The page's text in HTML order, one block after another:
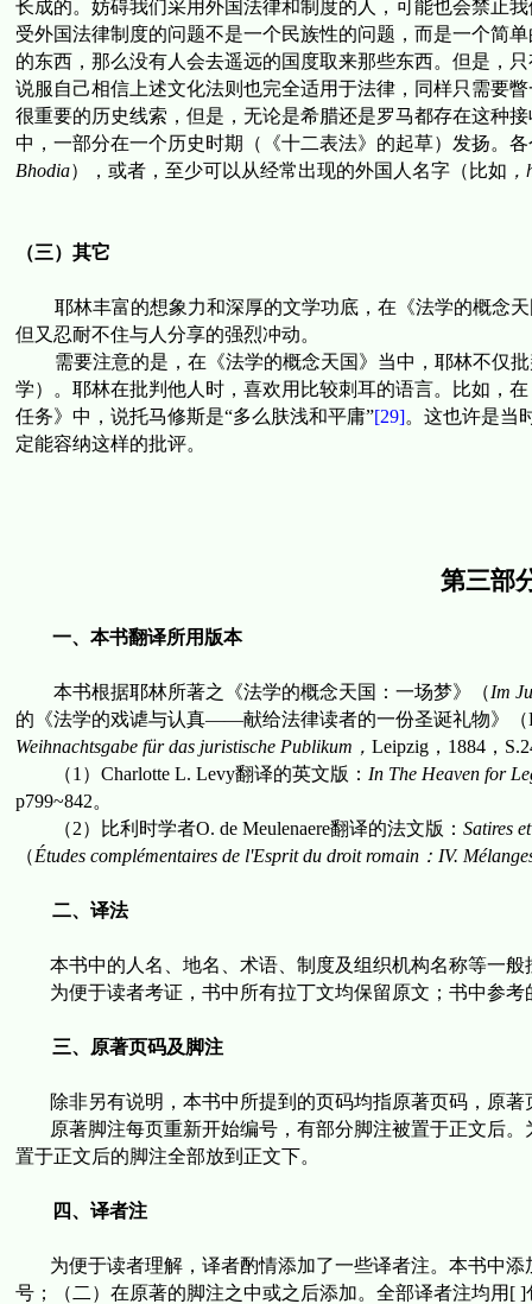
长成的。妨碍我们采用外国法律和制度的人，可能也会禁止
受外国法律制度的问题不是一个民族性的问题，而是一个简
的东西，那么没有人会去遥远的国度取来那些东西。但是，
说服自己相信上述文化法则也完全适用于法律，同样只需要
很重要的历史线索，但是，无论是希腊还是罗马都存在这种
中，一部分在一个历史时期（《十二表法》的起草）发扬。
Bhodia），或者，至少可以从经常出现的外国人名字（比如 ，
（三）其它
耶林丰富的想象力和深厚的文学功底，在《法学的概念
但又忍耐不住与人分享的强烈冲动。
需要注意的是，在《法学的概念天国》当中，耶林不仅
学）。耶林在批判他人时，喜欢用比较刺耳的语言。比如，
任务》中，说托马修斯是“多么肤浅和平庸”[29]。这也许是当
定能容纳这样的批评。
第三部
一、本书翻译所用版本
本书根据耶林所著之 《法学的概念天国：一场梦》（Im
的 《法学的戏谑与认真——献给法律读者的一份圣诞礼物》 （
Weihnachtsgabe für das juristische Publikum ， Leipzig， 1884，
（1 ） Charlotte L. Levy翻译的英文版： In The Heaven for
p799~842。
（2）比利时学者O. de Meulenaere翻译的法文版 ： Satires
（Études complémentaires de l'Esprit du droit romain： IV.
二、译法
本书中的人名、地名、术语、制度及组织机构名称等一般
为便于读者考证，书中所有拉丁文均保留原文；书中参
三、原著页码及脚注
除非另有说明，本书中所提到的页码均指原著页码，原著
原著脚注每页重新开始编号，有部分脚注被置于正文后
置于正文后的脚注全部放到正文下。
四、译者注
为便于读者理解，译者酌情添加了一些译者注。本书中
号；（二）在原著的脚注之中或之后添加。全部译者注均用 [ ]